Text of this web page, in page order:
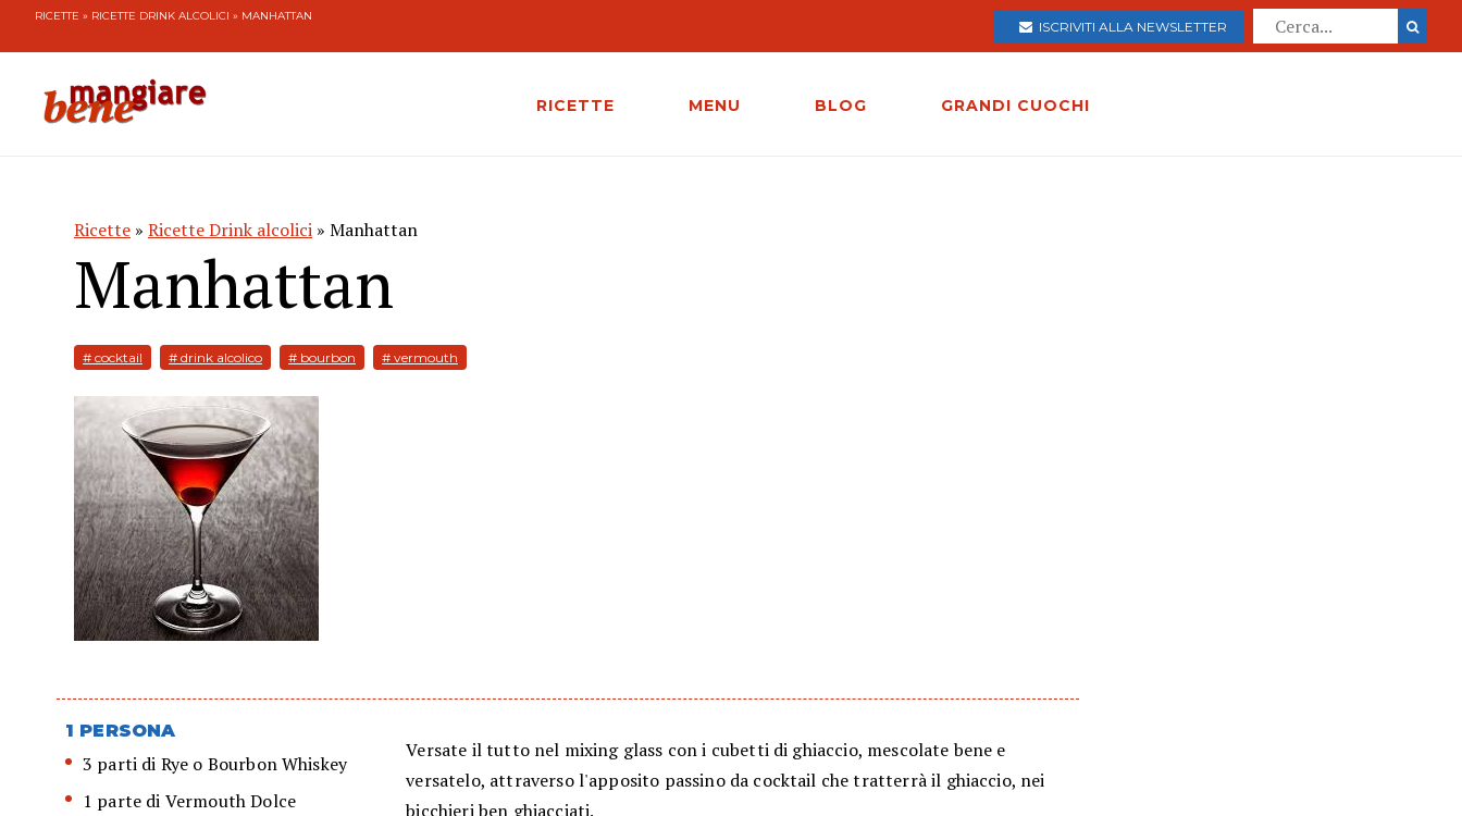
RICETTE » RICETTE DRINK ALCOLICI » MANHATTAN
ISCRIVITI ALLA NEWSLETTER
RICETTE MENU BLOG GRANDI CUOCHI
Ricette » Ricette Drink alcolici » Manhattan
Manhattan
# cocktail # drink alcolico # bourbon # vermouth
1 PERSONA
3 parti di Rye o Bourbon Whiskey
1 parte di Vermouth Dolce
Versate il tutto nel mixing glass con i cubetti di ghiaccio, mescolate bene e
versatelo, attraverso l'apposito passino da cocktail che tratterrà il ghiaccio, nei
bicchieri ben ghiacciati.